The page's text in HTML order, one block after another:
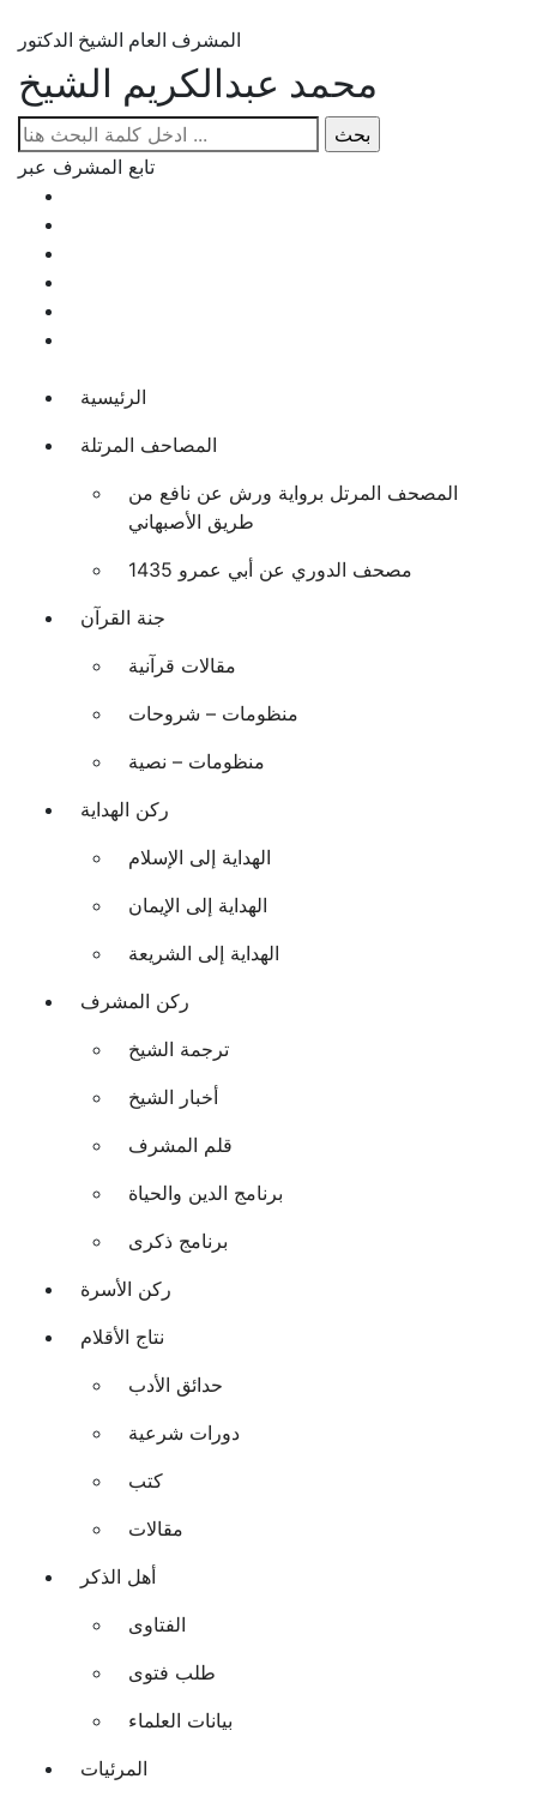
المشرف العام الشيخ الدكتور
محمد عبدالكريم الشيخ
تابع المشرف عبر
الرئيسية
المصاحف المرتلة
المصحف المرتل برواية ورش عن نافع من
طريق الأصبهاني
مصحف الدوري عن أبي عمرو 1435
جنة القرآن
مقالات قرآنية
منظومات – شروحات
منظومات – نصية
ركن الهداية
الهداية إلى الإسلام
الهداية إلى الإيمان
الهداية إلى الشريعة
ركن المشرف
ترجمة الشيخ
أخبار الشيخ
قلم المشرف
برنامج الدين والحياة
برنامج ذكرى
ركن الأسرة
نتاج الأقلام
حدائق الأدب
دورات شرعية
كتب
مقالات
أهل الذكر
الفتاوى
طلب فتوى
بيانات العلماء
المرئيات